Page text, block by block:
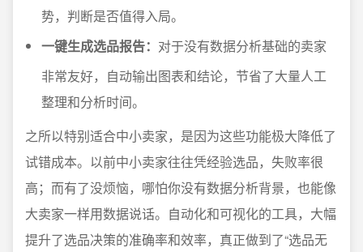
势，判断是否值得入局。
一键生成选品报告： 对于没有数据分析基础的卖家
非常友好，自动输出图表和结论，节省了大量人工
整理和分析时间。
之所以特别适合中小卖家，是因为这些功能极大降低了
试错成本。以前中小卖家往往凭经验选品，失败率很
高；而有了没烦恼，哪怕你没有数据分析背景，也能像
大卖家一样用数据说话。自动化和可视化的工具，大幅
提升了选品决策的准确率和效率，真正做到了“选品无